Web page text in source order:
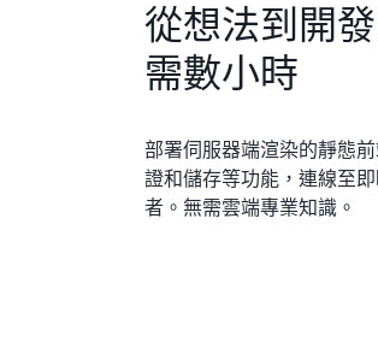
從想法到開
需數小時
部署伺服器端渲染的靜態
證和儲存等功能，連線至
者。無需雲端專業知識。